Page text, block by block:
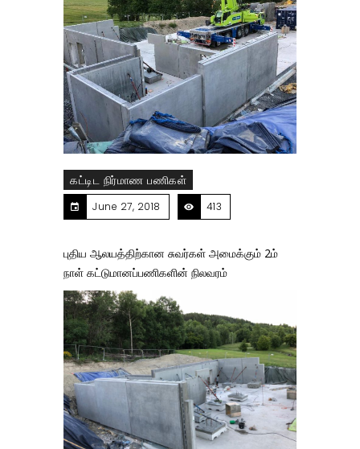
கட்டிட நிர்மாண பணிகள்
June 27, 2018 413
புதிய ஆலயத்திற்கான சுவர்கள் அமைக்கும் 2ம்
நாள் கட்டுமானப்பணிகளின் நிலவரம்